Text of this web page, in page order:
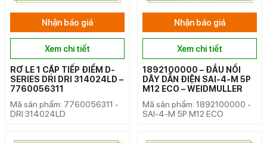
Nhận báo giá
Xem chi tiết
RƠ LE 1 CẶP TIẾP ĐIỂM D-
SERIES DRI DRI 314024LD –
7760056311
Mã sản phẩm: 7760056311 -
DRI 314024LD
Nhận báo giá
Xem chi tiết
1892100000 – ĐẦU NỐI
DÂY DẪN ĐIỆN SAI-4-M 5P
M12 ECO – WEIDMULLER
Mã sản phẩm: 1892100000 -
SAI-4-M 5P M12 ECO